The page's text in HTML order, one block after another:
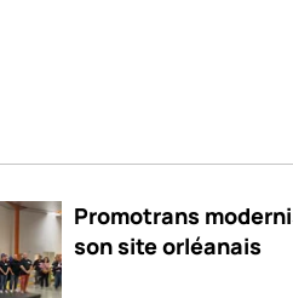
Promotrans
son site orléanais